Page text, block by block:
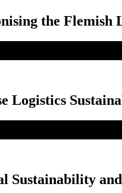
the Flemish
Logistics
Sustainability